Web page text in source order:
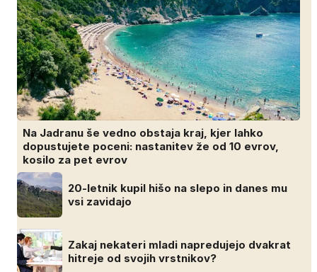
Na Jadranu še vedno obstaja kraj, kjer lahko
dopustujete poceni: nastanitev že od 10 evrov,
kosilo za pet evrov
20-letnik kupil hišo na slepo in danes mu
vsi zavidajo
Zakaj nekateri mladi napredujejo dvakrat
hitreje od svojih vrstnikov?